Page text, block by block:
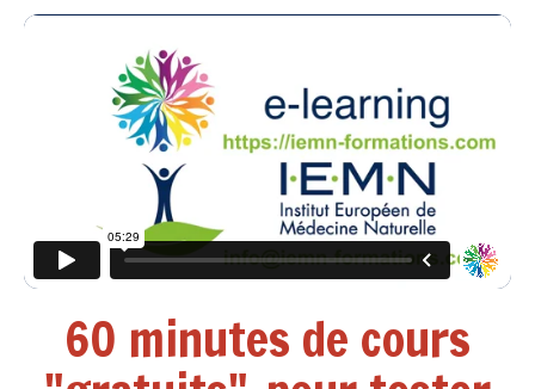
60 minutes de cours